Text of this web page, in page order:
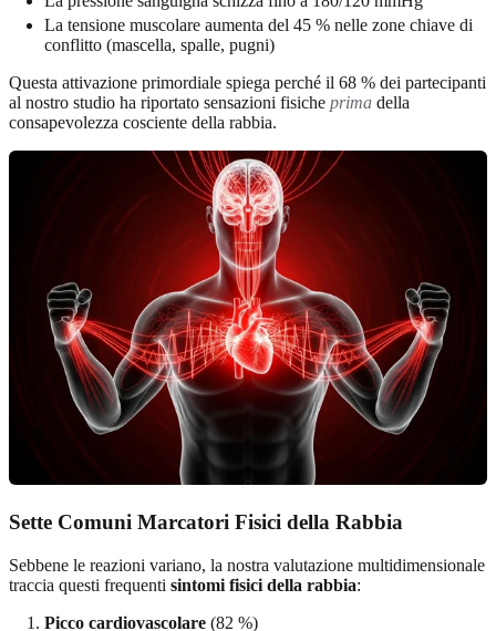
La tensione muscolare aumenta del 45 % nelle zone chiave di
conflitto (mascella, spalle, pugni)
Questa attivazione primordiale spiega perché il 68 % dei partecipanti
al nostro studio ha riportato sensazioni fisiche prima della
consapevolezza cosciente della rabbia.
Sette Comuni Marcatori Fisici della Rabbia
Sebbene le reazioni variano, la nostra valutazione multidimensionale
traccia questi frequenti sintomi fisici della rabbia:
Picco cardiovascolare (82 %)